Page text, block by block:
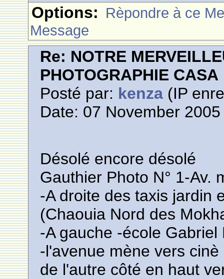
Options: Rèpondre à ce
Message
Re: NOTRE
PHOTOGRAPHIE CASA
Posté par: kenza (IP
Date: 07 November
Désolé encore désolé
Gauthier Photo N° 1-Av.
-A droite des taxis jardin
(Chaouia Nord des
-A gauche -école Gabriel
-l'avenue mène vers
de l'autre côté en haut